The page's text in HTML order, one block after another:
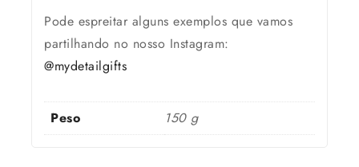
Pode espreitar alguns exemplos que vamos
partilhando no nosso Instagram:
@mydetailgifts
Peso 150 g